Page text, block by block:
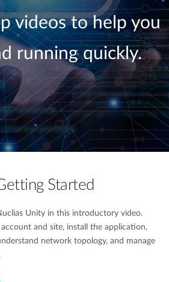
videos to help you
running quickly.
Started
Unity in this introductory video.
and site, install the application,
network topology, and manage